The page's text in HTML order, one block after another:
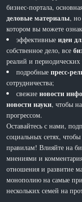
бизнес-портала,
деловые материалы,
котором вы можете
эффективныеидеи
собственное дело, все
реалий и
подробныепресс-
сотрудничества;
свежиеновости
новости науки, чтобы
прогрессом.
Оставайтесь с нами,
социальных сетях,
правилам! Влияйте на
мнениями и
отношения и развитие
монополию на самые
нескольких семей на